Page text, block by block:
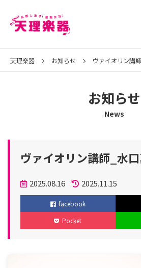
天理楽器 お知らせ ヴァイオリン講
お知らせ
News
ヴァイオリン講師_水
投
稿
日
2025.08.16
更
新
2025.11.15
facebook
Pocket